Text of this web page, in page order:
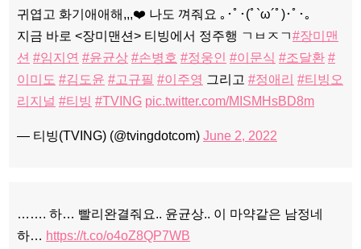
귀엽고 화기애애해,,,❤️ 나도 껴줘요 ｡･ﾟ･(ﾟ`ω´ﾟ)･ﾟ･｡
지금 바로 <장미맨션> 티빙에서 정주행 ㄱㅂㅈㄱ#장미맨
션 #임지연 #윤균상 #손병호 #정웅인 #이문식 #조달환 #
이미도 #김도윤 #고규필 #이주영 그리고 #정애리 #티빙오
리지널 #티빙 #TVING pic.twitter.com/MISMHsBD8m
— 티빙(TVING) (@tvingdotcom) June 2, 2022
……. 하… 빨리완결줘요.. 윤균상.. 이 마약같은 남정네
하… https://t.co/o4oZ8QP7WB